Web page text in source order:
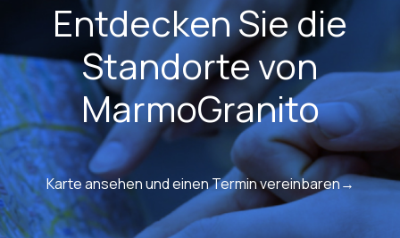
Entdecken Sie die
Standorte von
MarmoGranito
Karte ansehen und einen Termin vereinbaren→